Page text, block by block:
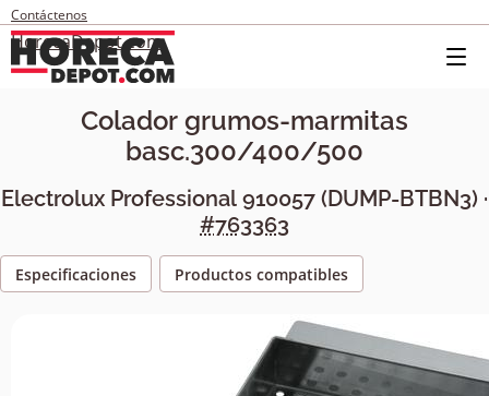
Contáctenos
HorecaDepot.com
Colador grumos-marmitas
basc.300/400/500
Electrolux Professional 910057 (DUMP-BTBN3) ·
#763363
Especificaciones Productos compatibles